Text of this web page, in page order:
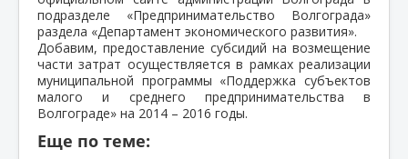
подразделе «Предпринимательство Волгограда»
раздела «Департамент экономического развития».
Добавим, предоставление субсидий на возмещение
части затрат осуществляется в рамках реализации
муниципальной программы «Поддержка субъектов
малого и среднего предпринимательства в
Волгограде» на 2014 – 2016 годы.
Еще по теме: